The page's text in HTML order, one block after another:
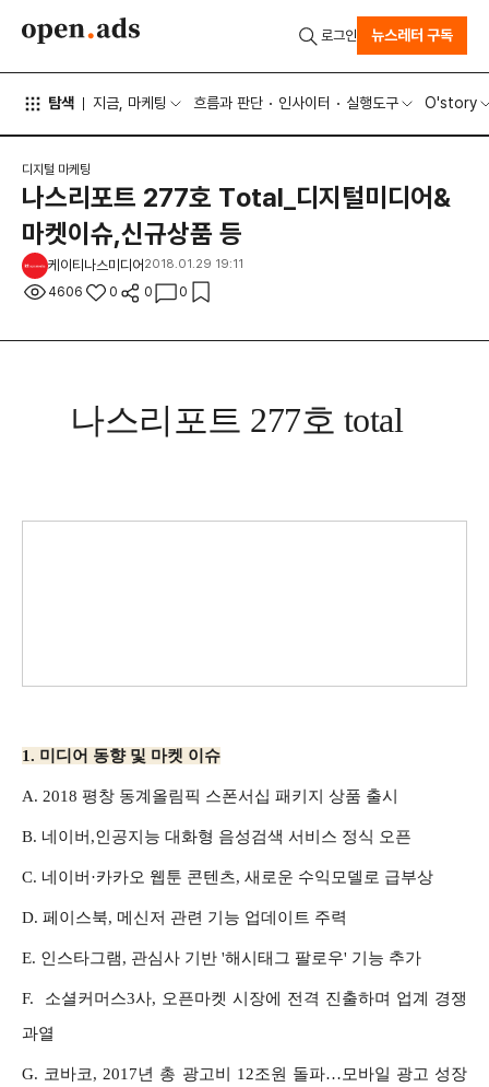
탐색 지금, 마케팅 흐름과 판단 인사이터 실행도구 O'story
로그인 뉴스레터 구독
디지털 마케팅
나스리포트 277호 Total_디지털미디어&
마켓이슈,신규상품 등
케이티나스미디어 2018.01.29 19:11
4606 0 0 0
나스리포트 277호 total
1. 미디어 동향 및 마켓 이슈
A. 2018 평창 동계올림픽 스폰서십 패키지 상품 출시
B. 네이버,인공지능 대화형 음성검색 서비스 정식 오픈
C. 네이버·카카오 웹툰 콘텐츠, 새로운 수익모델로 급부상
D. 페이스북, 메신저 관련 기능 업데이트 주력
E. 인스타그램, 관심사 기반 '해시태그 팔로우' 기능 추가
F. 소셜커머스3사, 오픈마켓 시장에 전격 진출하며 업계 경쟁
과열
G. 코바코, 2017년 총 광고비 12조원 돌파…모바일 광고 성장